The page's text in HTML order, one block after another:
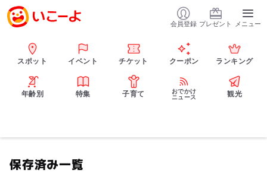
会員登録 プレゼント メニュー
スポット イベント チケット クーポン ランキング
年齢別 特集 子育て
おでかけ
ニュース
観光
保存済み一覧